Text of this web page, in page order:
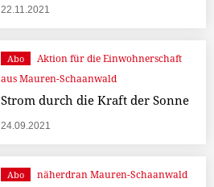
22.11.2021
Abo
Aktion für die Einwohnerschaft
aus Mauren-Schaanwald
Strom durch die Kraft der Sonne
24.09.2021
Abo näherdran Mauren-Schaanwald